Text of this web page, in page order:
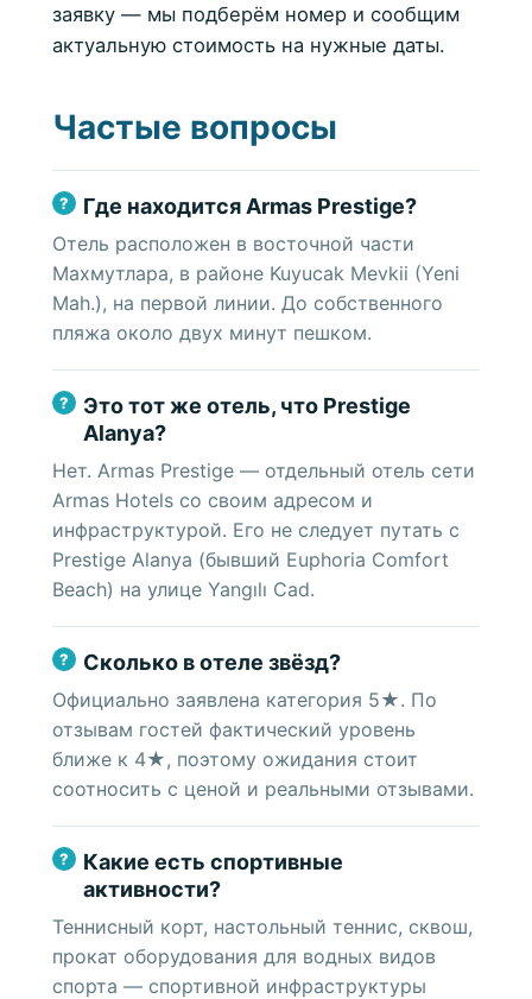
заявку — мы подберём номер и сообщим
актуальную стоимость на нужные даты.
Частые вопросы
Где находится Armas Prestige?
Отель расположен в восточной части
Махмутлара, в районе Kuyucak Mevkii (Yeni
Mah.), на первой линии. До собственного
пляжа около двух минут пешком.
Это тот же отель, что Prestige
Alanya?
Нет. Armas Prestige — отдельный отель сети
Armas Hotels со своим адресом и
инфраструктурой. Его не следует путать с
Prestige Alanya (бывший Euphoria Comfort
Beach) на улице Yangılı Cad.
Сколько в отеле звёзд?
Официально заявлена категория 5★. По
отзывам гостей фактический уровень
ближе к 4★, поэтому ожидания стоит
соотносить с ценой и реальными отзывами.
Какие есть спортивные
активности?
Теннисный корт, настольный теннис, сквош,
прокат оборудования для водных видов
спорта — спортивной инфраструктуры